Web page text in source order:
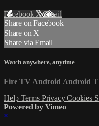
Facebook XEmail
Share on Facebook
Share on X
Share via Email
Watch anywhere, anytime
Fire TV Android Android
Help Terms Privacy Cookies
Powered by Vimeo
×